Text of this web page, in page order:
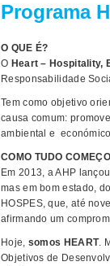
Programa
O QUE É?
O Heart – Hospitality,
Responsabilidade
Tem como objetivo
causa comum:
ambiental e
COMO TUDO
Em 2013, a AHP
mas em bom estado,
HOSPES, que, até
afirmando um
Hoje, somos HEART.
Objetivos de